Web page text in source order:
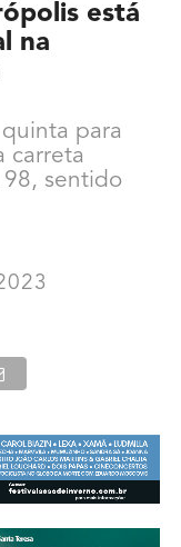
está
na
para
carreta
sentido